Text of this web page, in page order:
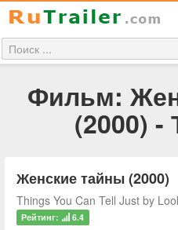
Фильм:
(2000) -
Женские тайны (2000)
Things You Can Tell Just by
Рейтинг: 6.4